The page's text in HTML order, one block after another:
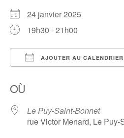
24 janvier 2025
19h30 - 21h00
AJOUTER AU CALENDRIER
OÙ
Le Puy-Saint-Bonnet
rue Victor Menard, Le